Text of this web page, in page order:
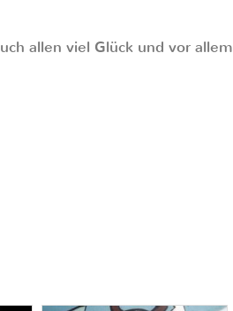
allen viel Glück und vor allem